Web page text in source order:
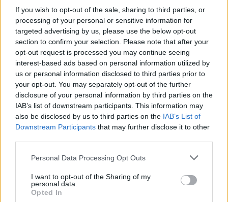
If you wish to opt-out of the sale, sharing to third parties, or
processing of your personal or sensitive information for
targeted advertising by us, please use the below opt-out
section to confirm your selection. Please note that after your
opt-out request is processed you may continue seeing
interest-based ads based on personal information utilized by
us or personal information disclosed to third parties prior to
your opt-out. You may separately opt-out of the further
disclosure of your personal information by third parties on the
IAB’s list of downstream participants. This information may
also be disclosed by us to third parties on the IAB’s List of
Downstream Participants that may further disclose it to other
Personal Data Processing Opt Outs
I want to opt-out of the Sharing of my
personal data.
Opted In
Rooby
augusztus 5, 2026
pisztrángvizeket
LIVINGSTON, Mont. (AP) – A hőség miatt rekordmagas
vízhőmérséklet veszélyezteti a pisztrángállományt,
ezért az Egyesült Államok nyugati államaiban délutáni